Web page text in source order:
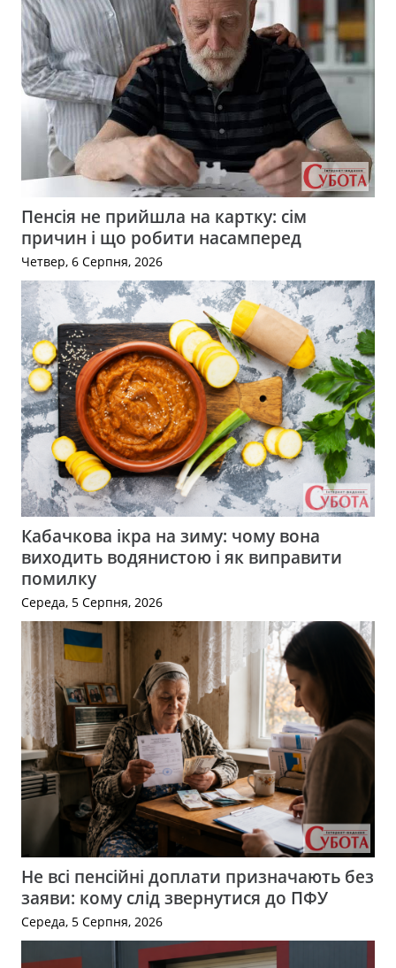
Пенсія не прийшла на картку: сім
причин і що робити насамперед
Четвер, 6 Серпня, 2026
Кабачкова ікра на зиму: чому вона
виходить водянистою і як виправити
помилку
Середа, 5 Серпня, 2026
Не всі пенсійні доплати призначають без
заяви: кому слід звернутися до ПФУ
Середа, 5 Серпня, 2026